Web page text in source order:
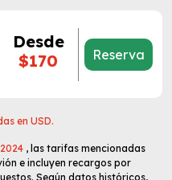
Desde
$170
Reserva
en USD.
, las tarifas mencionadas
e incluyen recargos por
Según datos históricos,